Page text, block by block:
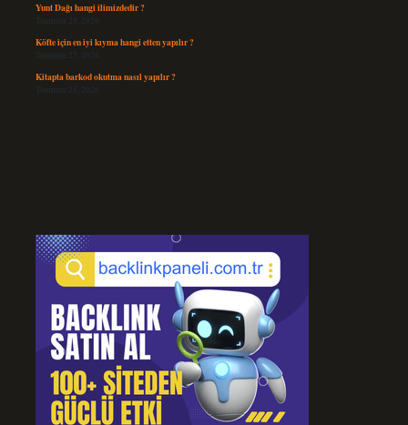
Yunt Dağı hangi ilimizdedir ?
Temmuz 29, 2026
Köfte için en iyi kıyma hangi etten yapılır ?
Temmuz 27, 2026
Kitapta barkod okutma nasıl yapılır ?
Temmuz 25, 2026